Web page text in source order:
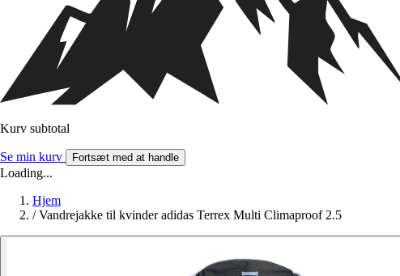
Kurv subtotal
Se min kurv Fortsæt med at handle
Loading...
Hjem
/ Vandrejakke til kvinder adidas Terrex Multi Climaproof 2.5